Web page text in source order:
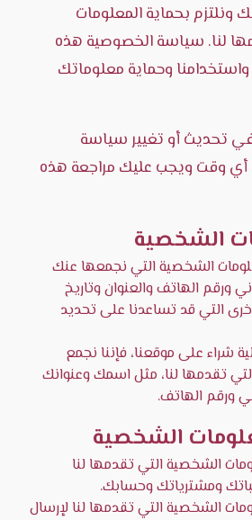
بحماية المعلومات
لنا. سياسة الخصوصية هذه
وحماية معلوماتك
تحديث أو تغيير سياسة
وقت ويجب عليك مراجعة هذه
الشخصية
الشخصية التي نجمعها عنك
ورقم الهاتف والعنوان وتاريخ
التي قد تساعدنا على تحديد
شراء على موقعنا، فإننا نجمع
تقدمها لنا، مثل اسمك وعنوانك
ورقم الهاتف.
الشخصية
الشخصية التي تقدمها لنا
ومشترياتك وحسابك.
الشخصية التي تقدمها لنا لإرسال